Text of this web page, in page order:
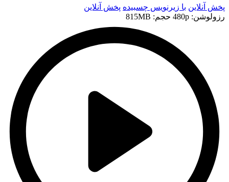
پخش آنلاین با زیرنویس چسبیده پخش آنلاین
رزولوشن: 480p
حجم: 815MB